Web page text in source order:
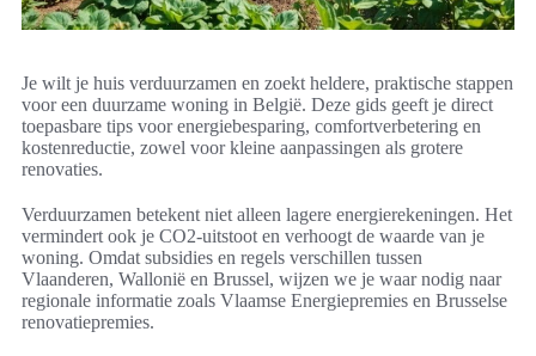
Je wilt je huis verduurzamen en zoekt heldere, praktische stappen
voor een duurzame woning in België. Deze gids geeft je direct
toepasbare tips voor energiebesparing, comfortverbetering en
kostenreductie, zowel voor kleine aanpassingen als grotere
renovaties.
Verduurzamen betekent niet alleen lagere energierekeningen. Het
vermindert ook je CO2-uitstoot en verhoogt de waarde van je
woning. Omdat subsidies en regels verschillen tussen
Vlaanderen, Wallonië en Brussel, wijzen we je waar nodig naar
regionale informatie zoals Vlaamse Energiepremies en Brusselse
renovatiepremies.